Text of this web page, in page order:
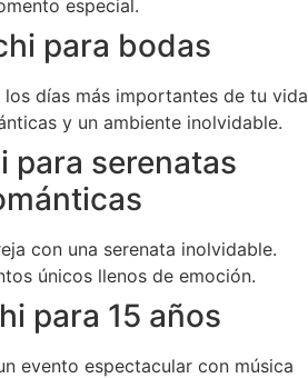
especial.
para bodas
días más importantes de tu vida
y un ambiente inolvidable.
para serenatas
con una serenata inolvidable.
únicos llenos de emoción.
para 15 años
evento espectacular con música